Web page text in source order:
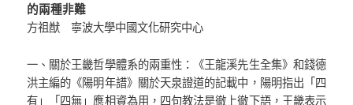
的兩種非難
方祖猷 寧波大學中國文化研究中心
一、關於王畿哲學體系的兩重性：《王龍溪先生全集》和錢德
洪主編的《陽明年譜》關於天泉證道的記載中，陽明指出「四
有」「四無」應相資為用，四句教法是徹上徹下語，王畿表示